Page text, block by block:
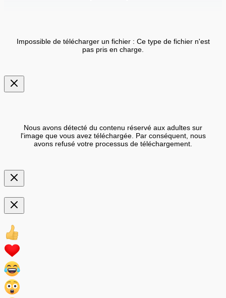
Impossible de télécharger un fichier : Ce type de fichier n'est
pas pris en charge.
Nous avons détecté du contenu réservé aux adultes sur
l'image que vous avez téléchargée. Par conséquent, nous
avons refusé votre processus de téléchargement.